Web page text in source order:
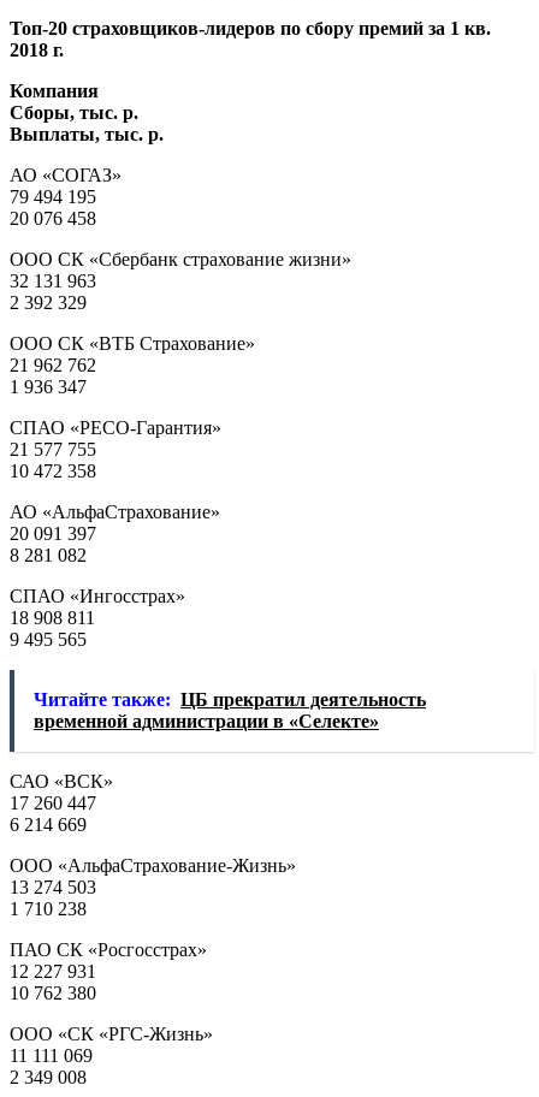
Топ-20 страховщиков-лидеров по сбору премий за 1 кв.
2018 г.
Компания
Сборы, тыс. р.
Выплаты, тыс. р.
АО «СОГАЗ»
79 494 195
20 076 458
ООО СК «Сбербанк страхование жизни»
32 131 963
2 392 329
ООО СК «ВТБ Страхование»
21 962 762
1 936 347
СПАО «РЕСО-Гарантия»
21 577 755
10 472 358
АО «АльфаСтрахование»
20 091 397
8 281 082
СПАО «Ингосстрах»
18 908 811
9 495 565
Читайте также: ЦБ прекратил деятельность
временной администрации в «Селекте»
САО «ВСК»
17 260 447
6 214 669
ООО «АльфаСтрахование-Жизнь»
13 274 503
1 710 238
ПАО СК «Росгосстрах»
12 227 931
10 762 380
ООО «СК «РГС-Жизнь»
11 111 069
2 349 008